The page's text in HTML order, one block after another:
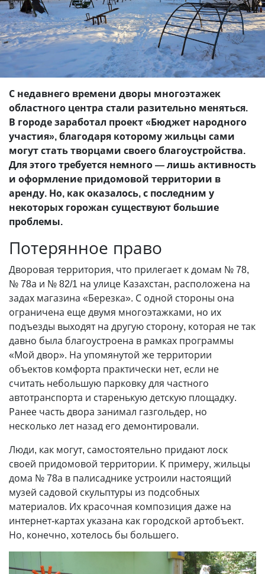
С недавнего времени дворы многоэтажек
областного центра стали разительно меняться.
В городе заработал проект «Бюджет народного
участия», благодаря которому жильцы сами
могут стать творцами своего благоустройства.
Для этого требуется немного — лишь активность
и оформление придомовой территории в
аренду. Но, как оказалось, с последним у
некоторых горожан существуют большие
проблемы.
Потерянное право
Дворовая территория, что прилегает к домам № 78,
№ 78а и № 82/1 на улице Казахстан, расположена на
задах магазина «Березка». С одной стороны она
ограничена еще двумя многоэтажками, но их
подъезды выходят на другую сторону, которая не так
давно была благоустроена в рамках программы
«Мой двор». На упомянутой же территории
объектов комфорта практически нет, если не
считать небольшую парковку для частного
автотранспорта и старенькую детскую площадку.
Ранее часть двора занимал газгольдер, но
несколько лет назад его демонтировали.
Люди, как могут, самостоятельно придают лоск
своей придомовой территории. К примеру, жильцы
дома № 78а в палисаднике устроили настоящий
музей садовой скульптуры из подсобных
материалов. Их красочная композиция даже на
интернет-картах указана как городской артобъект.
Но, конечно, хотелось бы большего.